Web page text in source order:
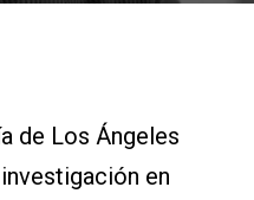
de Los Ángeles
en